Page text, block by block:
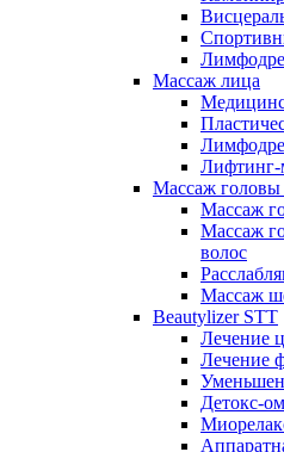
Массаж лица
Лифтинг-
Массаж
Массаж
Массаж
волос
Массаж
Beautylizer STT
Лечение
Лечение
Детокс-